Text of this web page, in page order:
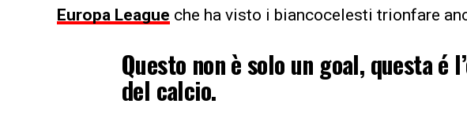
Europa League che ha visto i biancocelesti trionfare
Questo non è solo un goal, questa é
del calcio.